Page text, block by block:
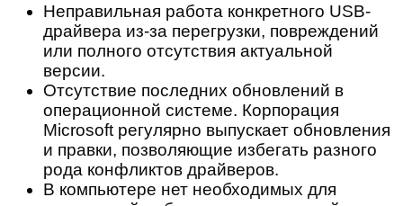
Неправильная работа конкретного USB-
драйвера из-за перегрузки, повреждений
или полного отсутствия актуальной
версии.
Отсутствие последних обновлений в
операционной системе. Корпорация
Microsoft регулярно выпускает обновления
и правки, позволяющие избегать разного
рода конфликтов драйверов.
В компьютере нет необходимых для